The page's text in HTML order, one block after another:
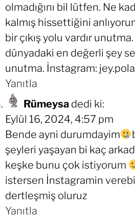
olmadığını bil lütfen. Ne
kalmış hissettiğini
bir çıkış yolu vardır
dünyadaki en değerli şey
unutma. İnstagram:
Yanıtla
Rümeysa dedi ki:
Eylül 16, 2024, 4:57 pm
Bende ayni durumdayim
şeyleri yaşayan bi kaç
keşke bunu çok istiyorum
istersen İnstagramin
dertleşmiş oluruz
Yanıtla